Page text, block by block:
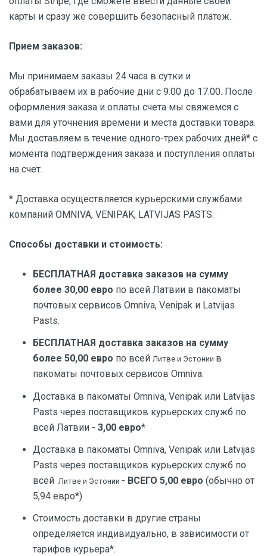
карты и сразу же совершить безопасный платеж.
Прием заказов:
Мы принимаем заказы 24 часа в сутки и
обрабатываем их в рабочие дни с 9.00 до 17.00. После
оформления заказа и оплаты счета мы свяжемся с
вами для уточнения времени и места доставки товара.
Мы доставляем в течение одного-трех рабочих дней* с
момента подтверждения заказа и поступления оплаты
на счет.
* Доставка осуществляется курьерскими службами
компаний OMNIVA, VENIPAK, LATVIJAS PASTS.
Способы доставки и стоимость:
БЕСПЛАТНАЯ доставка заказов на сумму
более 30,00 евро по всей Латвии в пакоматы
почтовых сервисов Omniva, Venipak и Latvijas
Pasts.
БЕСПЛАТНАЯ доставка заказов на сумму
более 50,00 евро по всей Литве и Эстонии в
пакоматы почтовых сервисов Omniva.
Доставка в пакоматы Omniva, Venipak или Latvijas
Pasts через поставщиков курьерских служб по
всей Латвии - 3,00 евро*
Доставка в пакоматы Omniva, Venipak или Latvijas
Pasts через поставщиков курьерских служб по
всей Литве и Эстонии - ВСЕГО 5,00 евро (обычно от
5,94 евро*)
Стоимость доставки в другие страны
определяется индивидуально, в зависимости от
тарифов курьера*.